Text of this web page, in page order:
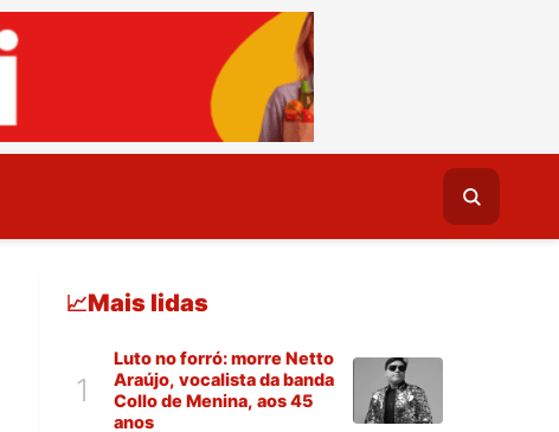
📈Mais lidas
1
Luto no forró: morre Netto
Araújo, vocalista da banda
Collo de Menina, aos 45
anos